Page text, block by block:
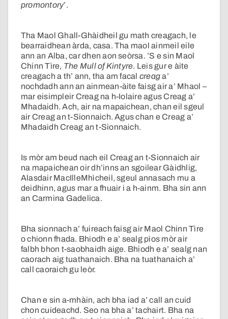
promontory’.
Tha Maol Ghall-Ghàidheil gu math creagach, le
bearraidhean àrda, casa. Tha maol ainmeil eile
ann an Alba, car dhen aon seòrsa. ’S e sin Maol
Chinn Tìre, The Mull of Kintyre. Leis gur e àite
creagach a th’ ann, tha am facal creaga’
nochdadh ann an ainmean-àite faisg air a’ Mhaol –
mar eisimpleir Creag na h-Iolaire agus Creag a’
Mhadaidh. Ach, air na mapaichean, chan eil sgeul
air Creag an t-Sionnaich. Agus chan e Creag a’
Mhadaidh Creag an t-Sionnaich.
Is mòr am beud nach eil Creag an t-Sionnaich air
na mapaichean oir dh’inns an sgoilear Gàidhlig,
Alasdair MacIlleMhìcheil, sgeul annasach mu a
deidhinn, agus mar a fhuair i a h-ainm. Bha sin ann
an Carmina Gadelica.
Bha sionnach a’ fuireach faisg air Maol Chinn Tìre
o chionn fhada. Bhiodh e a’ sealg pìos mòr air
falbh bhon t-saobhaidh aige. Bhiodh e a’ sealg nan
caorach aig tuathanaich. Bha na tuathanaich a’
call caoraich gu leòr.
Chan e sin a-mhàin, ach bha iad a’ call an cuid
chon cuideachd. Seo na bha a’ tachairt. Bha na